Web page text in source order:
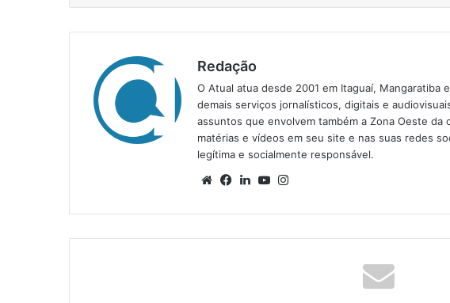
Redação
O Atual atua desde 2001 em Itaguaí, Mangaratiba
demais serviços jornalísticos, digitais e
assuntos que envolvem também a Zona Oeste da
matérias e vídeos em seu site e nas suas redes
legítima e socialmente responsável.
We
te
Fa
bo
ok
Lin
din
Yo
ub
e
ra
m